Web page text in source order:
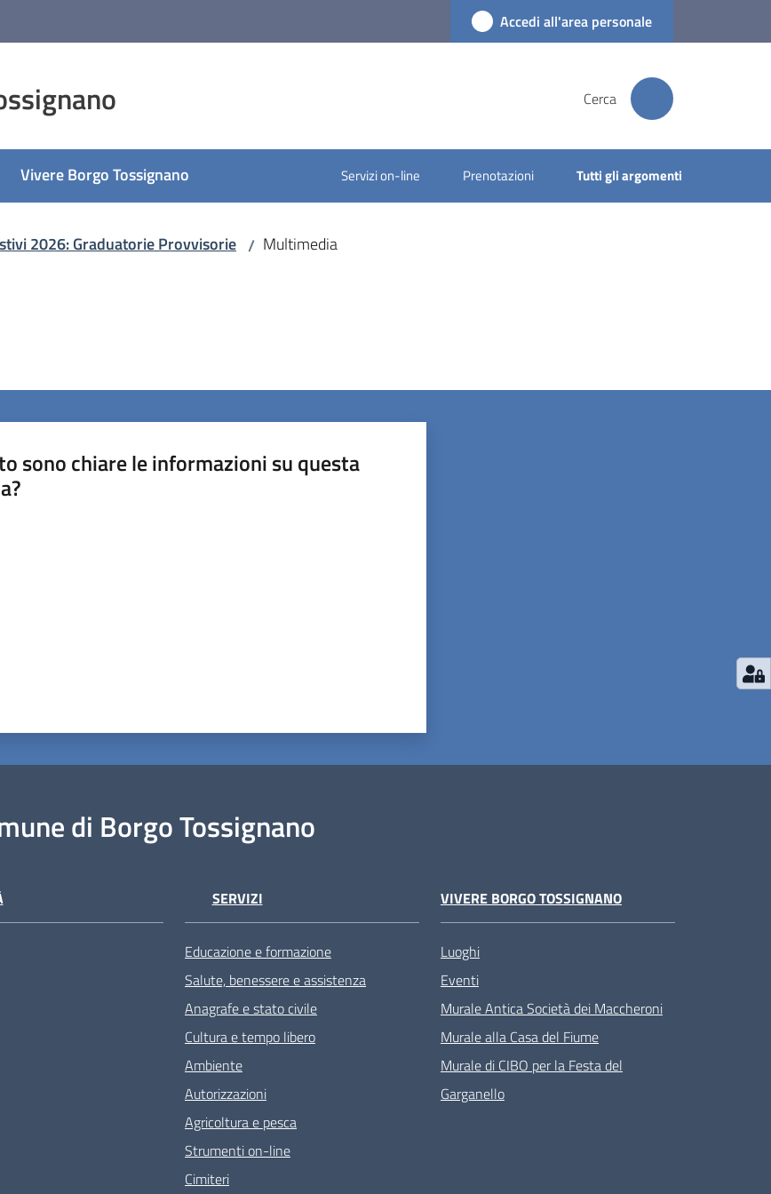
Accedi all'area personale
Cerca
Vivere Borgo Tossignano Servizi on-line Prenotazioni Tutti gli argomenti
2026: Graduatorie Provvisorie / Multimedia
sono chiare le informazioni su questa
di Borgo Tossignano
SERVIZI
Educazione e formazione
Salute, benessere e assistenza
Anagrafe e stato civile
Cultura e tempo libero
Ambiente
Autorizzazioni
Agricoltura e pesca
Strumenti on-line
Cimiteri
VIVERE BORGO TOSSIGNANO
Luoghi
Eventi
Murale Antica Società dei Maccheroni
Murale alla Casa del Fiume
Murale di CIBO per la Festa del
Garganello